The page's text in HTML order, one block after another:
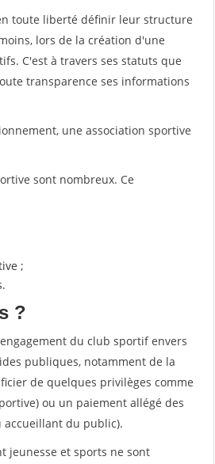
toute liberté définir leur structure
lors de la création d'une
C'est à travers ses statuts que
transparence ses informations
une association sportive
sont nombreux. Ce
;
?
du club sportif envers
publiques, notamment de la
de quelques privilèges comme
ou un paiement allégé des
accueillant du public).
jeunesse et sports ne sont